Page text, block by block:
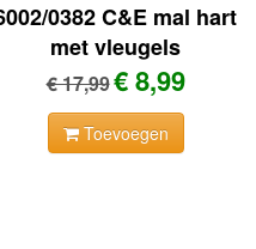
0382 C&E mal hart
met vleugels
€ 17,99€ 8,99
Toevoegen